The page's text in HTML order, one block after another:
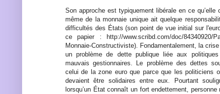
Son approche est typiquement libérale en ce qu’elle
même de la monnaie unique ait quelque
difficultés des États (son point de vue initial sur
ce papier : http://www.scribd.com/doc/84340920/
Monnaie-Constructiviste). Fondamentalement, la
un problème de dette publique liée aux politiques
mauvais gestionnaires. Le problème des dettes
celui de la zone euro que parce que les politiciens
devaient être solidaires entre eux. Pourtant
lorsqu’un État connaît un fort endettement,